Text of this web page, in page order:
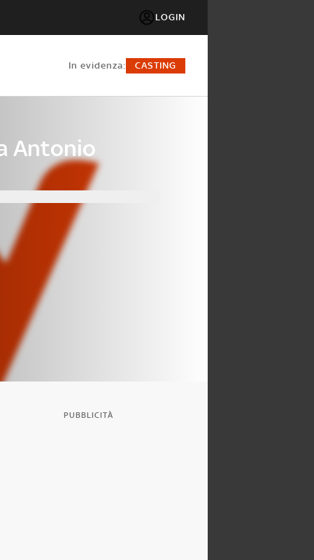
LOGIN
in evidenza: CASTING
Antonio
PUBBLICITÀ